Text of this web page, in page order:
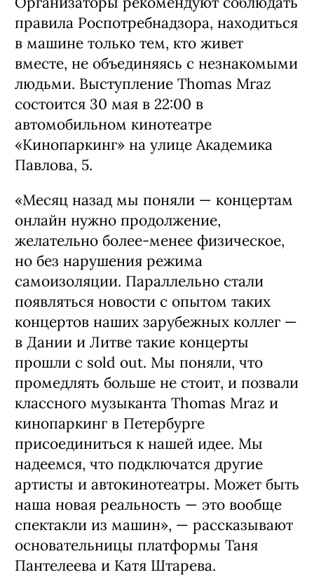
правила Роспотребнадзора, находиться
в машине только тем, кто живет
вместе, не объединяясь с незнакомыми
людьми. Выступление Thomas Mraz
состоится 30 мая в 22:00 в
автомобильном кинотеатре
«Кинопаркинг» на улице Академика
Павлова, 5.
«Месяц назад мы поняли — концертам
онлайн нужно продолжение,
желательно более-менее физическое,
но без нарушения режима
самоизоляции. Параллельно стали
появляться новости с опытом таких
концертов наших зарубежных коллег —
в Дании и Литве такие концерты
прошли с sold out. Мы поняли, что
промедлять больше не стоит, и позвали
классного музыканта Thomas Mraz и
кинопаркинг в Петербурге
присоединиться к нашей идее. Мы
надеемся, что подключатся другие
артисты и автокинотеатры. Может быть
наша новая реальность — это вообще
спектакли из машин», — рассказывают
основательницы платформы Таня
Пантелеева и Катя Штарева.